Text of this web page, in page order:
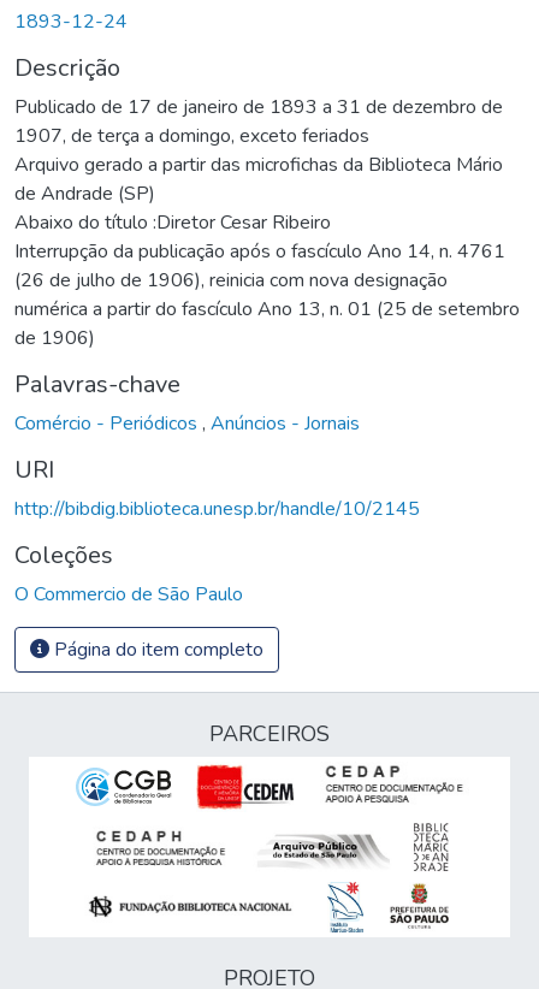
1893-12-24
Descrição
Publicado de 17 de janeiro de 1893 a 31 de dezembro de
1907, de terça a domingo, exceto feriados
Arquivo gerado a partir das microfichas da Biblioteca Mário
de Andrade (SP)
Abaixo do título :Diretor Cesar Ribeiro
Interrupção da publicação após o fascículo Ano 14, n. 4761
(26 de julho de 1906), reinicia com nova designação
numérica a partir do fascículo Ano 13, n. 01 (25 de setembro
de 1906)
Palavras-chave
Comércio - Periódicos , Anúncios - Jornais
URI
http://bibdig.biblioteca.unesp.br/handle/10/2145
Coleções
O Commercio de São Paulo
Página do item completo
PARCEIROS
PROJETO